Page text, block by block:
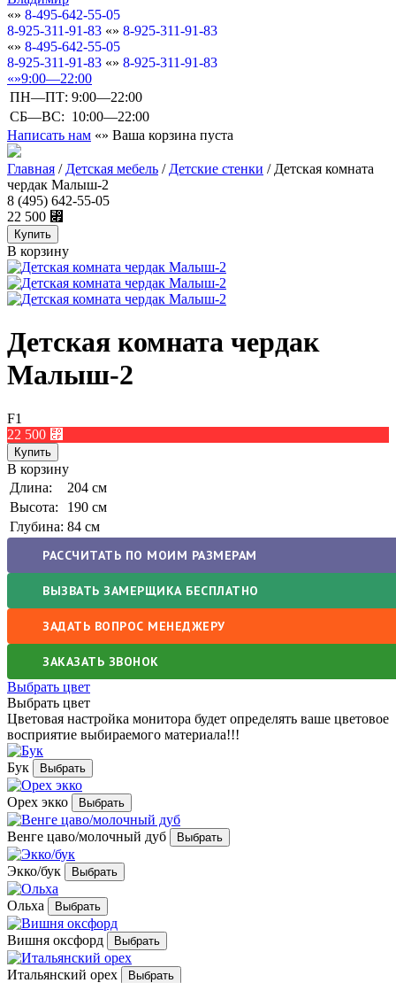
8-495-642-55-05
8-925-311-91-83
8-925-311-91-83
8-495-642-55-05
8-925-311-91-83
8-925-311-91-83
9:00—22:00
ПН—ПТ: 9:00—22:00
СБ—ВС: 10:00—22:00
Написать нам
Ваша корзина пуста
Главная / Детская мебель / Детские стенки / Детская комната
чердак Малыш-2
8 (495) 642-55-05
22 500 ⃏
В корзину
Детская комната чердак
Малыш-2
F1
22 500 ⃏
В корзину
Длина:
204 см
Высота:
190 см
Глубина: 84 см
РАССЧИТАТЬ ПО МОИМ РАЗМЕРАМ
ВЫЗВАТЬ ЗАМЕРЩИКА БЕСПЛАТНО
ЗАДАТЬ ВОПРОС МЕНЕДЖЕРУ
ЗАКАЗАТЬ ЗВОНОК
Выбрать цвет
Выбрать цвет
Цветовая настройка монитора будет определять ваше цветовое
восприятие выбираемого материала!!!
Бук
Орех экко
Венге цаво/молочный дуб
Экко/бук
Ольха
Вишня оксфорд
Итальянский орех